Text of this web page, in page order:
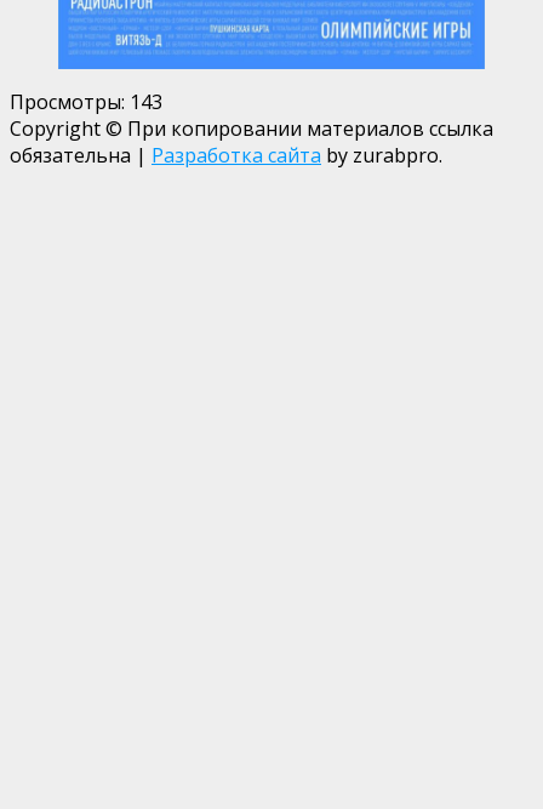
Просмотры: 143
Copyright © При копировании материалов ссылка
обязательна | Разработка сайта by zurabpro.